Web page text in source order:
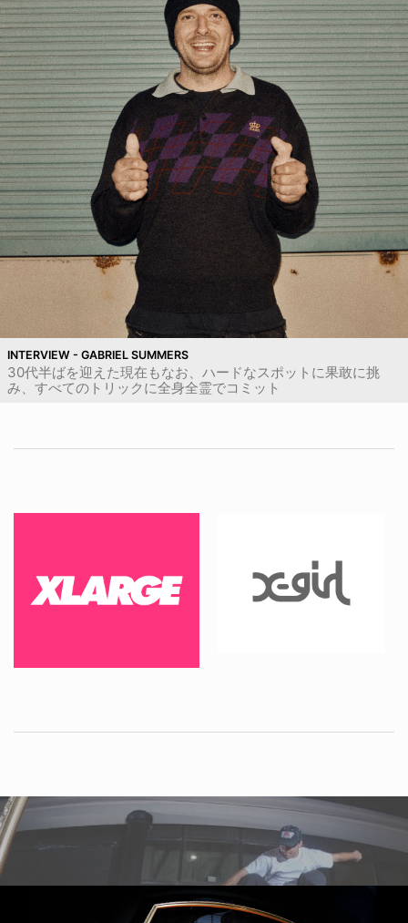
INTERVIEW - GABRIEL SUMMERS
30代半ばを迎えた現在もなお、ハードなスポットに果敢に挑
み、すべてのトリックに全身全霊でコミット